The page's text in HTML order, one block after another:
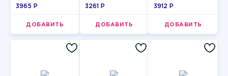
3965 P
ДОБАВИТЬ
3261 P
ДОБАВИТЬ
3912 P
ДОБАВИТЬ